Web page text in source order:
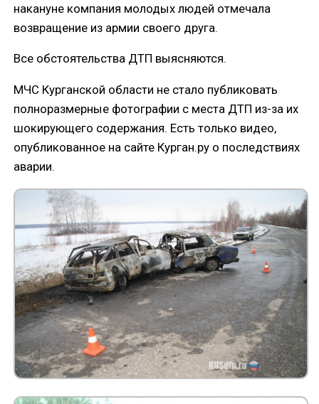
накануне компания молодых людей отмечала
возвращение из армии своего друга.
Все обстоятельства ДТП выясняются.
МЧС Курганской области не стало публиковать
полноразмерные фотографии с места ДТП из-за их
шокирующего содержания. Есть только видео,
опубликованное на сайте Курган.ру о последствиях
аварии.